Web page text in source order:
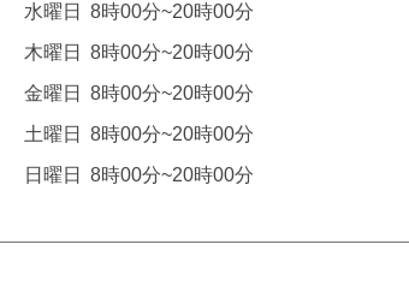
水曜日
8時00分~20時00分
木曜日
8時00分~20時00分
金曜日
8時00分~20時00分
土曜日
8時00分~20時00分
日曜日
8時00分~20時00分